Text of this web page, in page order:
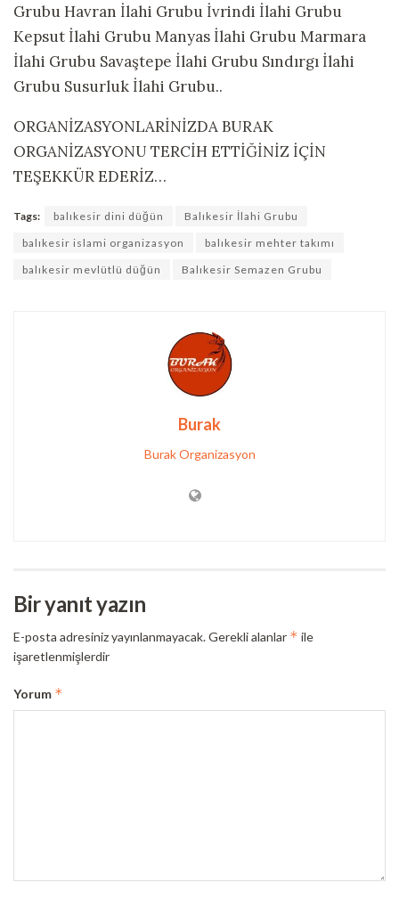
Grubu Havran İlahi Grubu İvrindi İlahi Grubu
Kepsut İlahi Grubu Manyas İlahi Grubu Marmara
İlahi Grubu Savaştepe İlahi Grubu Sındırgı İlahi
Grubu Susurluk İlahi Grubu..
ORGANİZASYONLARİNİZDA BURAK
ORGANİZASYONU TERCİH ETTİĞİNİZ İÇİN
TEŞEKKÜR EDERİZ…
Tags: balıkesir dini düğün
Balıkesir İlahi Grubu
balıkesir islami organizasyon
balıkesir mehter takımı
balıkesir mevlütlü düğün
Balıkesir Semazen Grubu
Burak
Burak Organizasyon
Bir yanıt yazın
E-posta adresiniz yayınlanmayacak.Gerekli alanlar * ile
işaretlenmişlerdir
Yorum *